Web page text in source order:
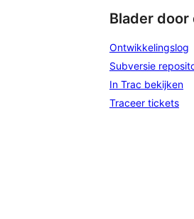
Blader door
Ontwikkelingslog
Subversie
In Trac bekijken
Traceer tickets